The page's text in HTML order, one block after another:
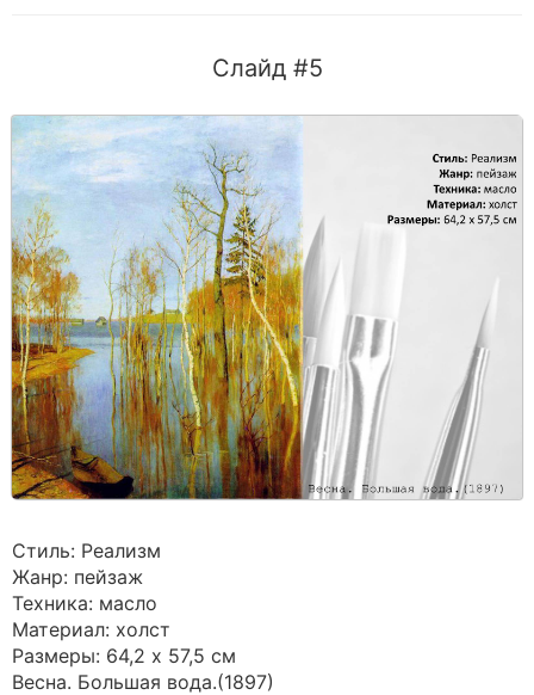
Слайд #5
Стиль: Реализм
Жанр: пейзаж
Техника: масло
Материал: холст
Размеры: 64,2 x 57,5 см
Весна. Большая вода.(1897)